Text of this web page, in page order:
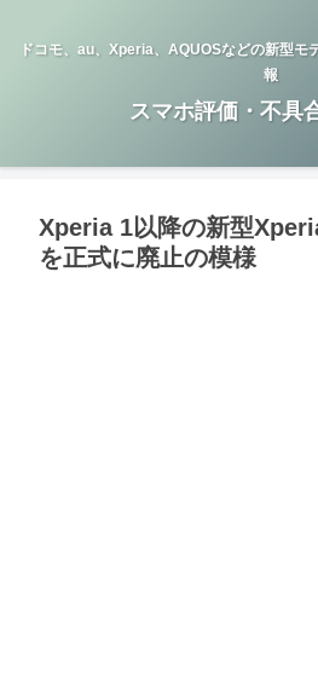
ドコモ、au、Xperia、AQUOSなどの新型モ
報
スマホ評価・不具
Xperia 1以降の新型
を正式に廃止の模様